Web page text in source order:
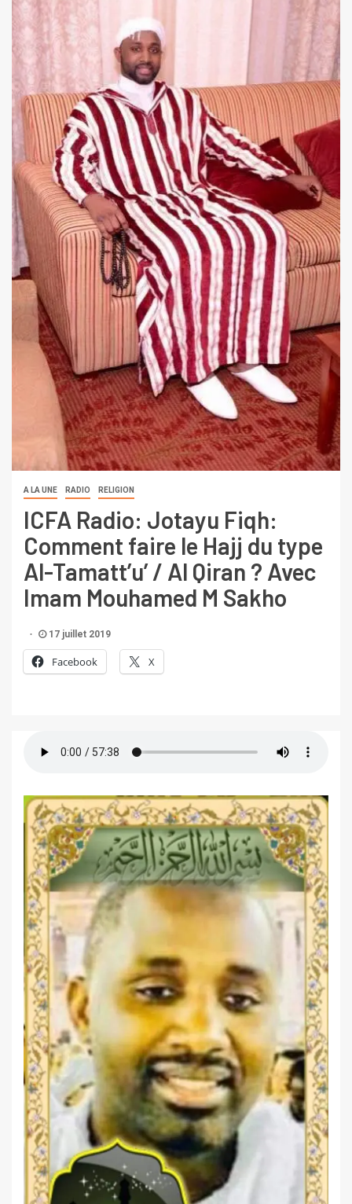
A LA UNE RADIO RELIGION
ICFA Radio: Jotayu Fiqh:
Comment faire le Hajj du type
Al-Tamatt’u’ / Al Qiran ? Avec
Imam Mouhamed M Sakho
17 juillet 2019
Facebook X